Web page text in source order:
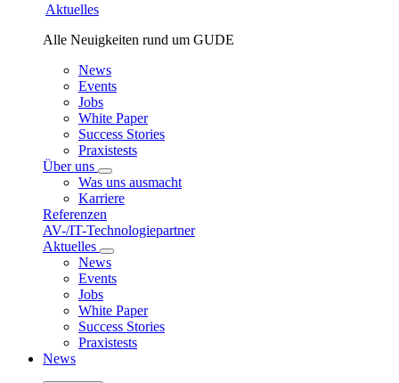
Aktuelles
Alle Neuigkeiten rund um GUDE
News
Events
Jobs
White Paper
Success Stories
Praxistests
Über uns
Was uns ausmacht
Karriere
Referenzen
AV-/IT-Technologiepartner
Aktuelles
News
Events
Jobs
White Paper
Success Stories
Praxistests
News